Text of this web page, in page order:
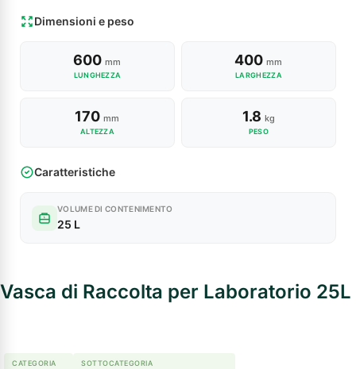
Dimensioni e peso
600mm
LUNGHEZZA
400mm
LARGHEZZA
170mm
ALTEZZA
1.8 kg
PESO
Caratteristiche
L
VOLUME DI CONTENIMENTO
25 L
Vasca di Raccolta per Laboratorio 25L
CATEGORIA SOTTOCATEGORIA